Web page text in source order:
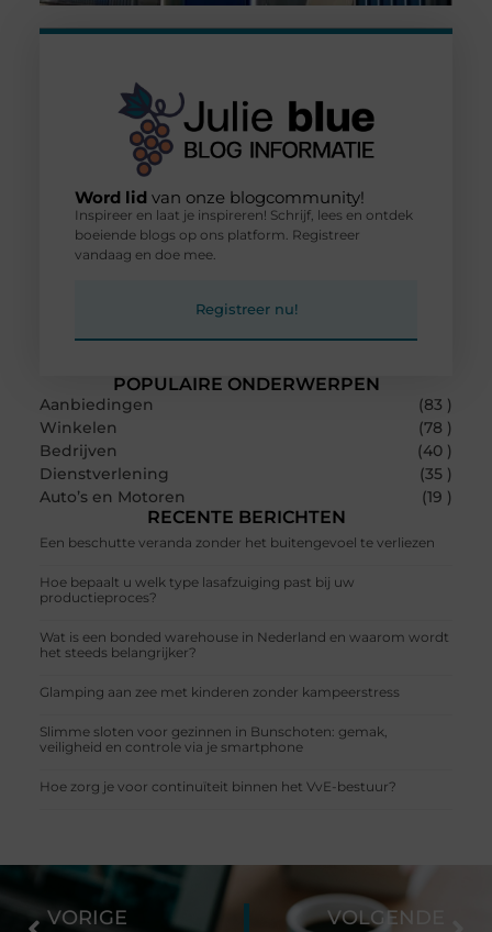
POPULAIRE ONDERWERPEN
Aanbiedingen
(83 )
Winkelen
(78 )
Bedrijven
(40 )
Dienstverlening
(35 )
Auto’s en Motoren
(19 )
RECENTE BERICHTEN
Een beschutte veranda zonder het buitengevoel te verliezen
Hoe bepaalt u welk type lasafzuiging past bij uw
productieproces?
Wat is een bonded warehouse in Nederland en waarom wordt
het steeds belangrijker?
Glamping aan zee met kinderen zonder kampeerstress
Slimme sloten voor gezinnen in Bunschoten: gemak,
veiligheid en controle via je smartphone
Hoe zorg je voor continuïteit binnen het VvE-bestuur?
Word lid van onze blogcommunity!
Inspireer en laat je inspireren! Schrijf, lees en ontdek
boeiende blogs op ons platform. Registreer
vandaag en doe mee.
Registreer nu!
VORIGE VOLGENDE